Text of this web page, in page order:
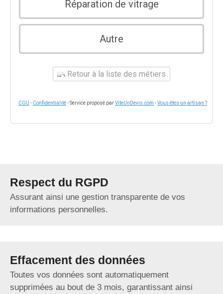
Réparation de vitrage
Autre
Retour à la liste des métiers
CGU - Confidentialité- Service proposé parViteUnDevis.com -Vous êtes un artisan ?
Respect du RGPD
Assurant ainsi une gestion transparente de vos
informations personnelles.
Effacement des données
Toutes vos données sont automatiquement
supprimées au bout de 3 mois, garantissant ainsi